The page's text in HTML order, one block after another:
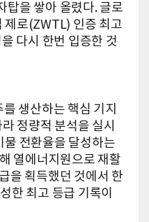
탑을 쌓아 올렸다. 글로
로(ZWTL) 인증 최고
다시 한번 입증한 것
생산하는 핵심 기지
정량적 분석을 실시
전환율을 달성하는
열에너지원으로 재활
을 획득했던 것에서 한
한 최고 등급 기록이